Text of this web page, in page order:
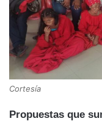
Cortesía
Propuestas que